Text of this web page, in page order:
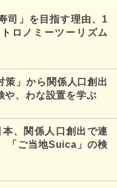
司」を目指す理由、1
ロノミーツーリズム
策」から関係人口創出
や、わな設置を学ぶ
、関係人口創出で連
「ご当地Suica」の検